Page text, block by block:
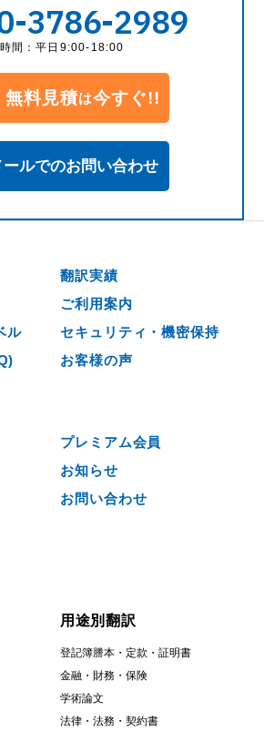
3786-2989
間：平日9:00-18:00
無料見積は今すぐ!!
ールでのお問い合わせ
用途別翻訳
登記簿謄本・定款・証明書
金融・財務・保険
学術論文
法律・法務・契約書
翻訳実績
ご利用案内
ル
セキュリティ・機密保持
お客様の声
プレミアム会員
お知らせ
お問い合わせ